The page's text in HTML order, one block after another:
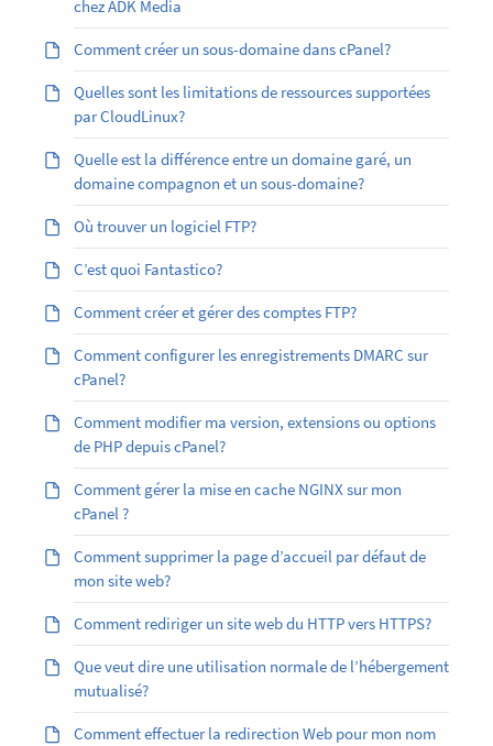
chez ADK Media
Comment créer un sous-domaine dans cPanel?
Quelles sont les limitations de ressources supportées
par CloudLinux?
Quelle est la différence entre un domaine garé, un
domaine compagnon et un sous-domaine?
Où trouver un logiciel FTP?
C’est quoi Fantastico?
Comment créer et gérer des comptes FTP?
Comment configurer les enregistrements DMARC sur
cPanel?
Comment modifier ma version, extensions ou options
de PHP depuis cPanel?
Comment gérer la mise en cache NGINX sur mon
cPanel ?
Comment supprimer la page d’accueil par défaut de
mon site web?
Comment rediriger un site web du HTTP vers HTTPS?
Que veut dire une utilisation normale de l’hébergement
mutualisé?
Comment effectuer la redirection Web pour mon nom